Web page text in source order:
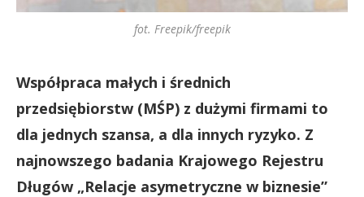
fot. Freepik/freepik
Współpraca małych i średnich
przedsiębiorstw (MŚP) z dużymi firmami to
dla jednych szansa, a dla innych ryzyko. Z
najnowszego badania Krajowego Rejestru
Długów „Relacje asymetryczne w biznesie”